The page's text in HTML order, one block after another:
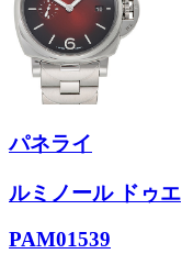
パネライ
ルミノール ドゥエ
PAM01539